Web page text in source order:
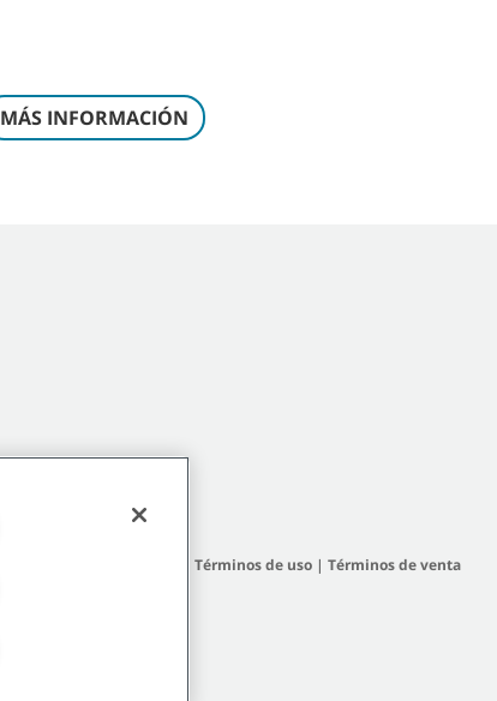
MÁS INFORMACIÓN
Términos de uso| Términos de venta
o subsidiarias.